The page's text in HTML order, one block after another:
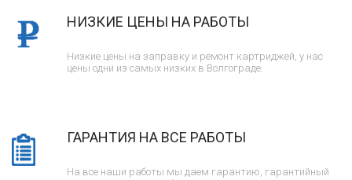
НИЗКИЕ ЦЕНЫ НА РАБОТЫ
Низкие цены на заправку и ремонт картриджей, у нас
цены одни из самых низких в Волгограде.
ГАРАНТИЯ НА ВСЕ РАБОТЫ
На все наши работы мы даем гарантию, гарантийный